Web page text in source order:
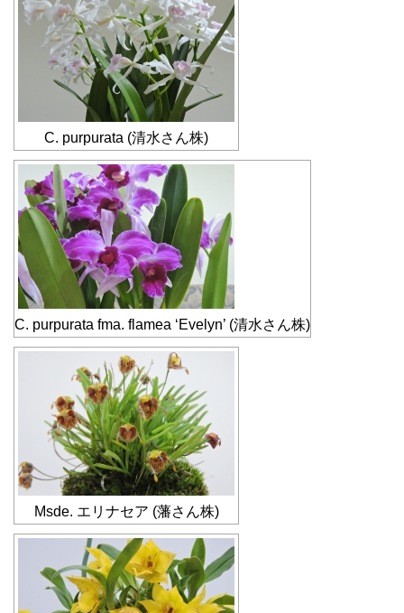
C. purpurata (清水さん株)
C. purpurata fma. flamea ‘Evelyn’ (清水さん株)
Msde. エリナセア (藩さん株)